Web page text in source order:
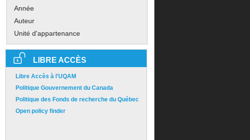
Année
Auteur
Unité d'appartenance
LIBRE ACCÈS
Libre Accès à l'UQAM
Politique Gouvernement du Canada
Politique des Fonds de recherche du Québec
Open policy finder